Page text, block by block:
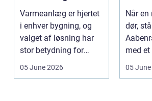
energiregning
Varmeanlæg er hjertet
i enhver bygning, og
valget af løsning har
stor betydning for
b&a...
05 June 2026
Når
dør,
med
midt i
05